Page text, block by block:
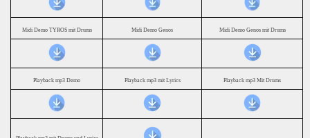
Midi Demo TYROS mit Drums Midi Demo Genos Midi Demo Genos mit Drums
Playback mp3 Demo Playback mp3 mit Lyrics Playback mp3 Mit Drums